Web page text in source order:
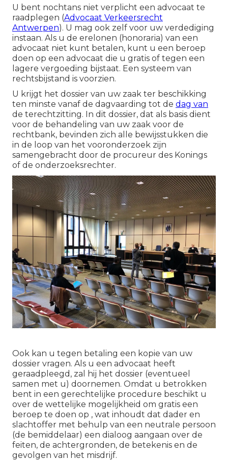
U bent nochtans niet verplicht een advocaat te
raadplegen (Advocaat Verkeersrecht
Antwerpen). U mag ook zelf voor uw verdediging
instaan. Als u de erelonen (honoraria) van een
advocaat niet kunt betalen, kunt u een beroep
doen op een advocaat die u gratis of tegen een
lagere vergoeding bijstaat. Een systeem van
rechtsbijstand is voorzien.
U krijgt het dossier van uw zaak ter beschikking
ten minste vanaf de dagvaarding tot de dag van
de terechtzitting. In dit dossier, dat als basis dient
voor de behandeling van uw zaak voor de
rechtbank, bevinden zich alle bewijsstukken die
in de loop van het vooronderzoek zijn
samengebracht door de procureur des Konings
of de onderzoeksrechter.
Ook kan u tegen betaling een kopie van uw
dossier vragen. Als u een advocaat heeft
geraadpleegd, zal hij het dossier (eventueel
samen met u) doornemen. Omdat u betrokken
bent in een gerechtelijke procedure beschikt u
over de wettelijke mogelijkheid om gratis een
beroep te doen op , wat inhoudt dat dader en
slachtoffer met behulp van een neutrale persoon
(de bemiddelaar) een dialoog aangaan over de
feiten, de achtergronden, de betekenis en de
gevolgen van het misdrijf.